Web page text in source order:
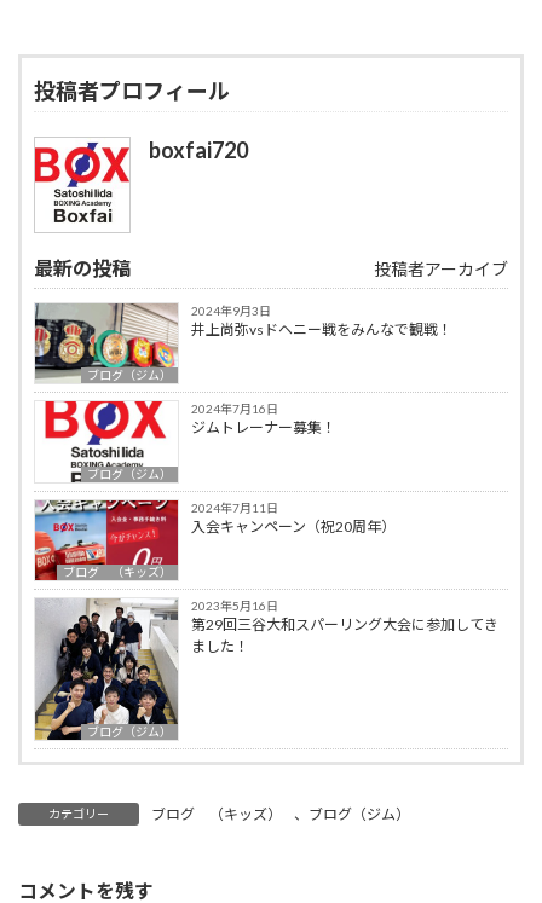
投稿者プロフィール
boxfai720
最新の投稿 投稿者アーカイブ
ブログ（ジム）
2024年9月3日
井上尚弥vsドヘニー戦をみんなで観戦！
ブログ（ジム）
2024年7月16日
ジムトレーナー募集！
ブログ （キッズ）
2024年7月11日
入会キャンペーン（祝20周年）
ブログ（ジム）
2023年5月16日
第29回三谷大和スパーリング大会に参加してき
ました！
カテゴリー ブログ （キッズ） 、 ブログ（ジム）
コメントを残す